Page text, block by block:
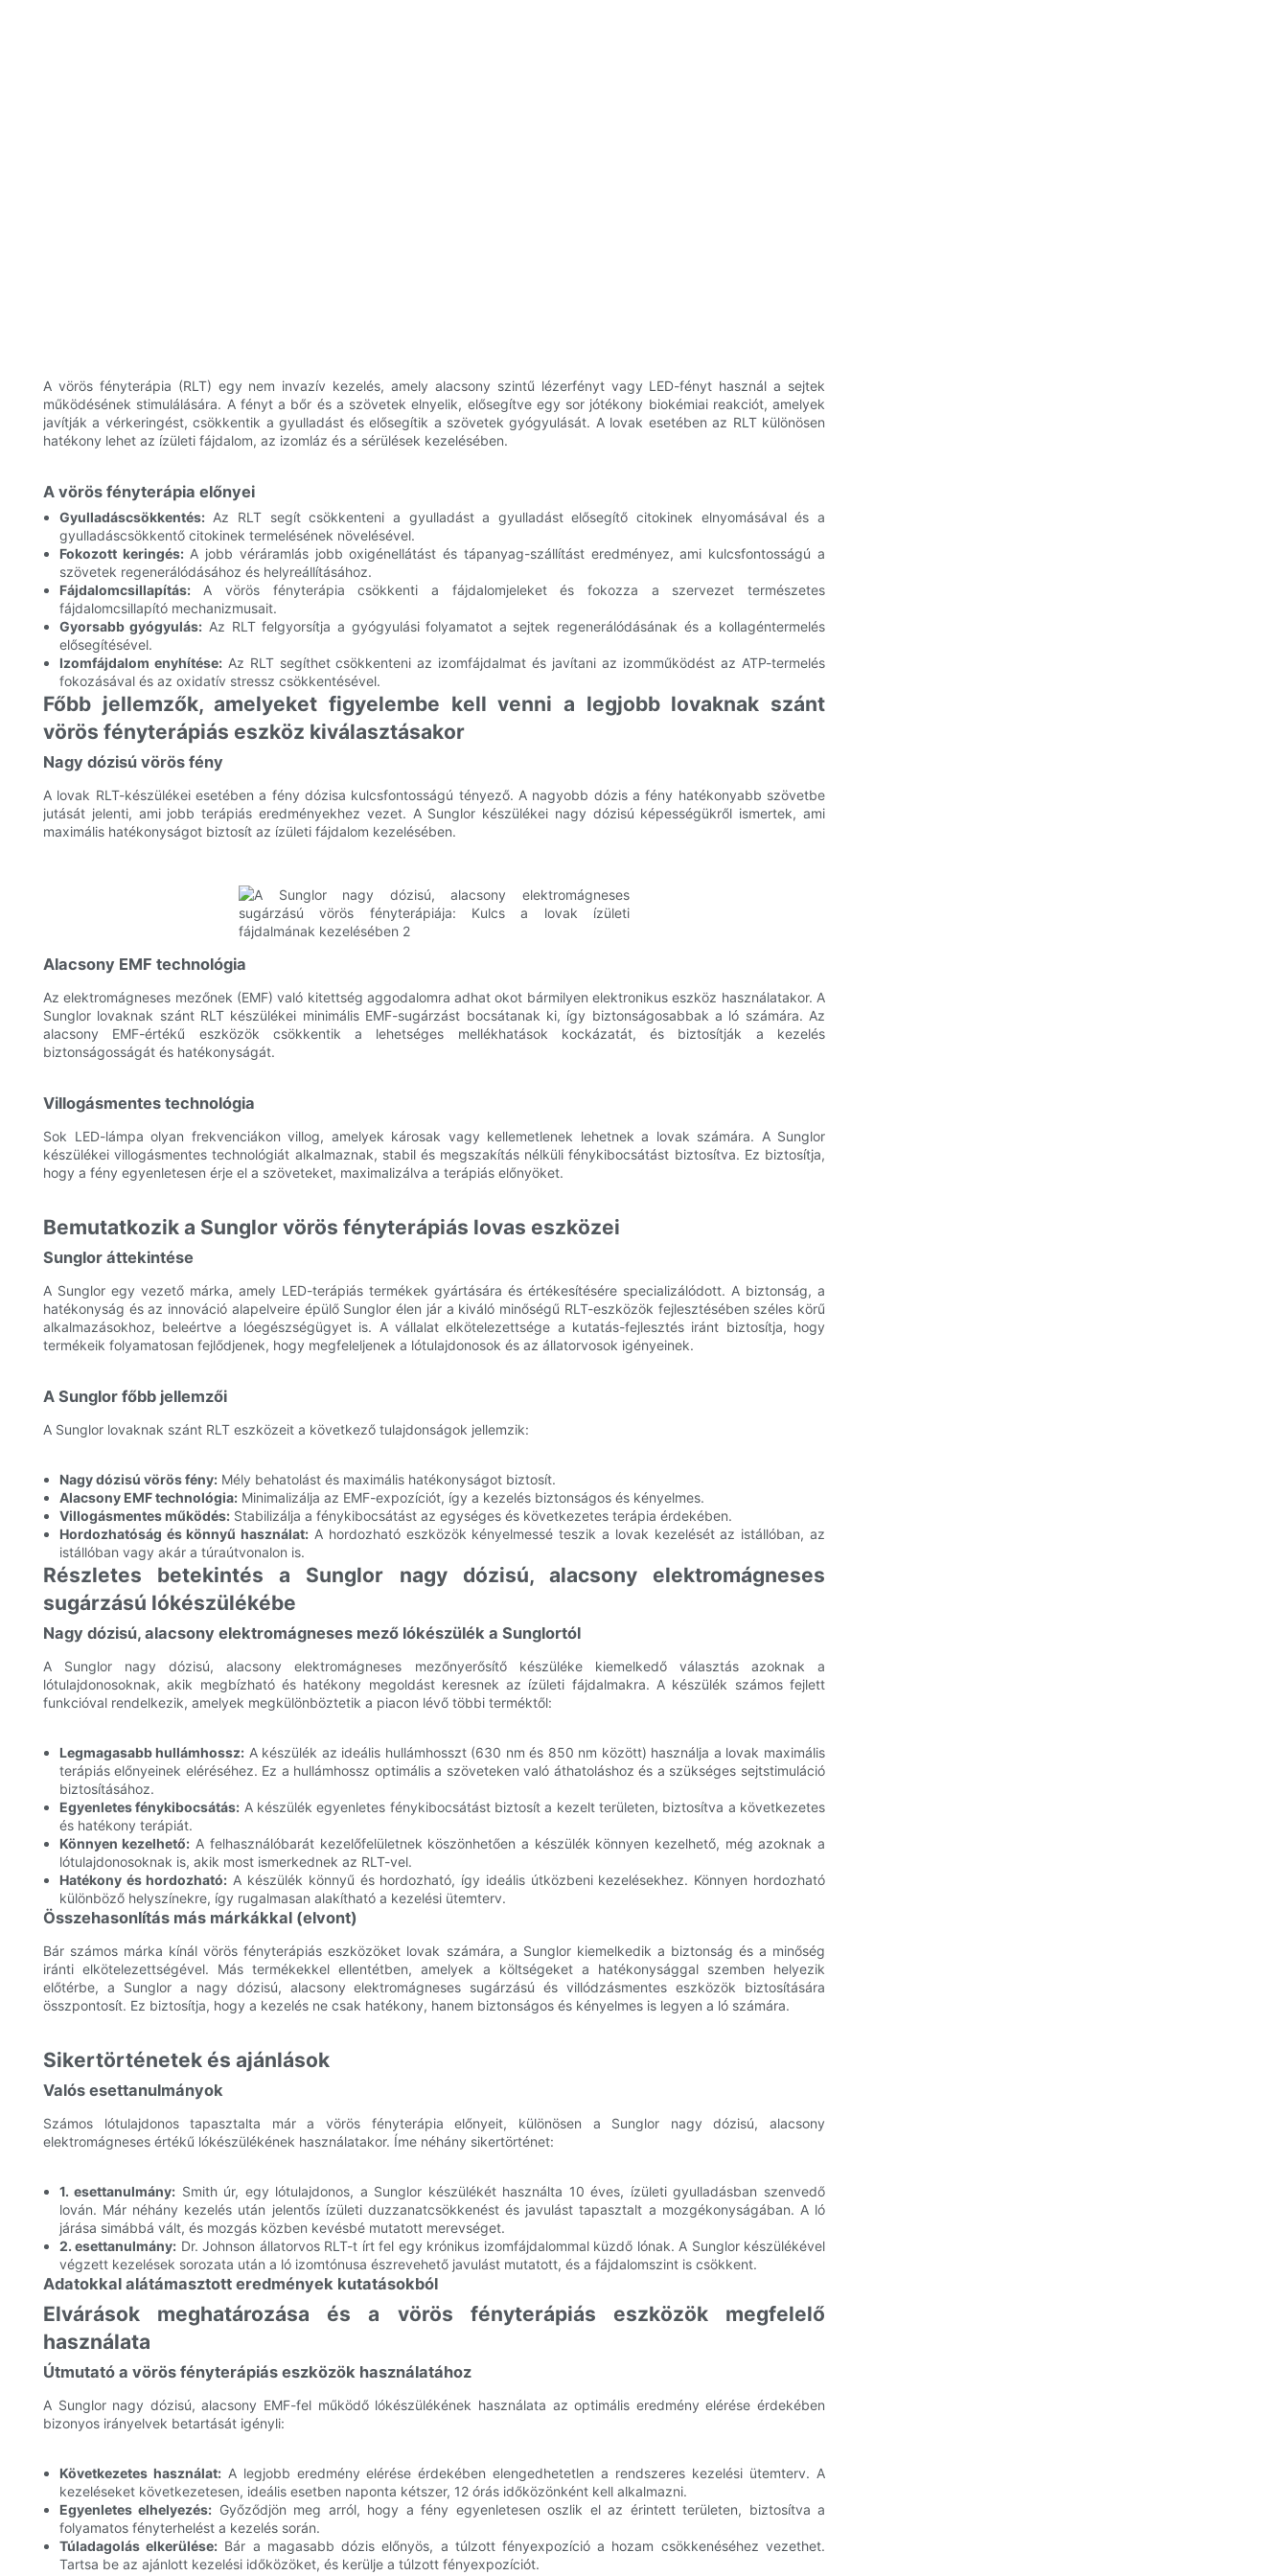
A vörös fényterápia (RLT) egy nem invazív kezelés, amely alacsony szintű lézerfényt vagy LED-fényt használ a sejtek
működésének stimulálására. A fényt a bőr és a szövetek elnyelik, elősegítve egy sor jótékony biokémiai reakciót, amelyek
javítják a vérkeringést, csökkentik a gyulladást és elősegítik a szövetek gyógyulását. A lovak esetében az RLT különösen
hatékony lehet az ízületi fájdalom, az izomláz és a sérülések kezelésében.
A vörös fényterápia előnyei
Gyulladáscsökkentés:Az RLT segít csökkenteni a gyulladást a gyulladást elősegítő citokinek elnyomásával és a
gyulladáscsökkentő citokinek termelésének növelésével.
Fokozott keringés:A jobb véráramlás jobb oxigénellátást és tápanyag-szállítást eredményez, ami kulcsfontosságú a
szövetek regenerálódásához és helyreállításához.
Fájdalomcsillapítás:A vörös fényterápia csökkenti a fájdalomjeleket és fokozza a szervezet természetes
fájdalomcsillapító mechanizmusait.
Gyorsabb gyógyulás: Az RLT felgyorsítja a gyógyulási folyamatot a sejtek regenerálódásának és a kollagéntermelés
elősegítésével.
Izomfájdalom enyhítése:Az RLT segíthet csökkenteni az izomfájdalmat és javítani az izomműködést az ATP-termelés
fokozásával és az oxidatív stressz csökkentésével.
Főbb jellemzők, amelyeket figyelembe kell venni a legjobb lovaknak szánt
vörös fényterápiás eszköz kiválasztásakor
Nagy dózisú vörös fény
A lovak RLT-készülékei esetében a fény dózisa kulcsfontosságú tényező. A nagyobb dózis a fény hatékonyabb szövetbe
jutását jelenti, ami jobb terápiás eredményekhez vezet. A Sunglor készülékei nagy dózisú képességükről ismertek, ami
maximális hatékonyságot biztosít az ízületi fájdalom kezelésében.
Alacsony EMF technológia
Az elektromágneses mezőnek (EMF) való kitettség aggodalomra adhat okot bármilyen elektronikus eszköz használatakor. A
Sunglor lovaknak szánt RLT készülékei minimális EMF-sugárzást bocsátanak ki, így biztonságosabbak a ló számára. Az
alacsony EMF-értékű eszközök csökkentik a lehetséges mellékhatások kockázatát, és biztosítják a kezelés
biztonságosságát és hatékonyságát.
Villogásmentes technológia
Sok LED-lámpa olyan frekvenciákon villog, amelyek károsak vagy kellemetlenek lehetnek a lovak számára. A Sunglor
készülékei villogásmentes technológiát alkalmaznak, stabil és megszakítás nélküli fénykibocsátást biztosítva. Ez biztosítja,
hogy a fény egyenletesen érje el a szöveteket, maximalizálva a terápiás előnyöket.
Bemutatkozik a Sunglor vörös fényterápiás lovas eszközei
Sunglor áttekintése
A Sunglor egy vezető márka, amely LED-terápiás termékek gyártására és értékesítésére specializálódott. A biztonság, a
hatékonyság és az innováció alapelveire épülő Sunglor élen jár a kiváló minőségű RLT-eszközök fejlesztésében széles körű
alkalmazásokhoz, beleértve a lóegészségügyet is. A vállalat elkötelezettsége a kutatás-fejlesztés iránt biztosítja, hogy
termékeik folyamatosan fejlődjenek, hogy megfeleljenek a lótulajdonosok és az állatorvosok igényeinek.
A Sunglor főbb jellemzői
A Sunglor lovaknak szánt RLT eszközeit a következő tulajdonságok jellemzik:
Nagy dózisú vörös fény:Mély behatolást és maximális hatékonyságot biztosít.
Alacsony EMF technológia:Minimalizálja az EMF-expozíciót, így a kezelés biztonságos és kényelmes.
Villogásmentes működés:Stabilizálja a fénykibocsátást az egységes és következetes terápia érdekében.
Hordozhatóság és könnyű használat: A hordozható eszközök kényelmessé teszik a lovak kezelését az istállóban, az
istállóban vagy akár a túraútvonalon is.
Részletes betekintés a Sunglor nagy dózisú, alacsony elektromágneses
sugárzású lókészülékébe
Nagy dózisú, alacsony elektromágneses mező lókészülék a Sunglortól
A Sunglor nagy dózisú, alacsony elektromágneses mezőnyerősítő készüléke kiemelkedő választás azoknak a
lótulajdonosoknak, akik megbízható és hatékony megoldást keresnek az ízületi fájdalmakra. A készülék számos fejlett
funkcióval rendelkezik, amelyek megkülönböztetik a piacon lévő többi terméktől:
Legmagasabb hullámhossz: A készülék az ideális hullámhosszt (630 nm és 850 nm között) használja a lovak maximális
terápiás előnyeinek eléréséhez. Ez a hullámhossz optimális a szöveteken való áthatoláshoz és a szükséges sejtstimuláció
biztosításához.
Egyenletes fénykibocsátás: A készülék egyenletes fénykibocsátást biztosít a kezelt területen, biztosítva a következetes
és hatékony terápiát.
Könnyen kezelhető: A felhasználóbarát kezelőfelületnek köszönhetően a készülék könnyen kezelhető, még azoknak a
lótulajdonosoknak is, akik most ismerkednek az RLT-vel.
Hatékony és hordozható: A készülék könnyű és hordozható, így ideális útközbeni kezelésekhez. Könnyen hordozható
különböző helyszínekre, így rugalmasan alakítható a kezelési ütemterv.
Összehasonlítás más márkákkal (elvont)
Bár számos márka kínál vörös fényterápiás eszközöket lovak számára, a Sunglor kiemelkedik a biztonság és a minőség
iránti elkötelezettségével. Más termékekkel ellentétben, amelyek a költségeket a hatékonysággal szemben helyezik
előtérbe, a Sunglor a nagy dózisú, alacsony elektromágneses sugárzású és villódzásmentes eszközök biztosítására
összpontosít. Ez biztosítja, hogy a kezelés ne csak hatékony, hanem biztonságos és kényelmes is legyen a ló számára.
Sikertörténetek és ajánlások
Valós esettanulmányok
Számos lótulajdonos tapasztalta már a vörös fényterápia előnyeit, különösen a Sunglor nagy dózisú, alacsony
elektromágneses értékű lókészülékének használatakor. Íme néhány sikertörténet:
1. esettanulmány: Smith úr, egy lótulajdonos, a Sunglor készülékét használta 10 éves, ízületi gyulladásban szenvedő
lován. Már néhány kezelés után jelentős ízületi duzzanatcsökkenést és javulást tapasztalt a mozgékonyságában. A ló
járása simábbá vált, és mozgás közben kevésbé mutatott merevséget.
2. esettanulmány: Dr. Johnson állatorvos RLT-t írt fel egy krónikus izomfájdalommal küzdő lónak. A Sunglor készülékével
végzett kezelések sorozata után a ló izomtónusa észrevehető javulást mutatott, és a fájdalomszint is csökkent.
Adatokkal alátámasztott eredmények kutatásokból
Elvárások meghatározása és a vörös fényterápiás eszközök megfelelő
használata
Útmutató a vörös fényterápiás eszközök használatához
A Sunglor nagy dózisú, alacsony EMF-fel működő lókészülékének használata az optimális eredmény elérése érdekében
bizonyos irányelvek betartását igényli:
Következetes használat:A legjobb eredmény elérése érdekében elengedhetetlen a rendszeres kezelési ütemterv. A
kezeléseket következetesen, ideális esetben naponta kétszer, 12 órás időközönként kell alkalmazni.
Egyenletes elhelyezés: Győződjön meg arról, hogy a fény egyenletesen oszlik el az érintett területen, biztosítva a
folyamatos fényterhelést a kezelés során.
Túladagolás elkerülése: Bár a magasabb dózis előnyös, a túlzott fényexpozíció a hozam csökkenéséhez vezethet.
Tartsa be az ajánlott kezelési időközöket, és kerülje a túlzott fényexpozíciót.